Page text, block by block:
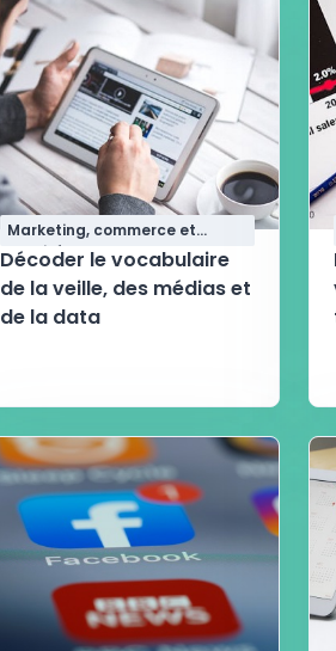
Marketing, commerce et
qualité
Décoder le vocabulaire
de la veille, des médias et
de la data